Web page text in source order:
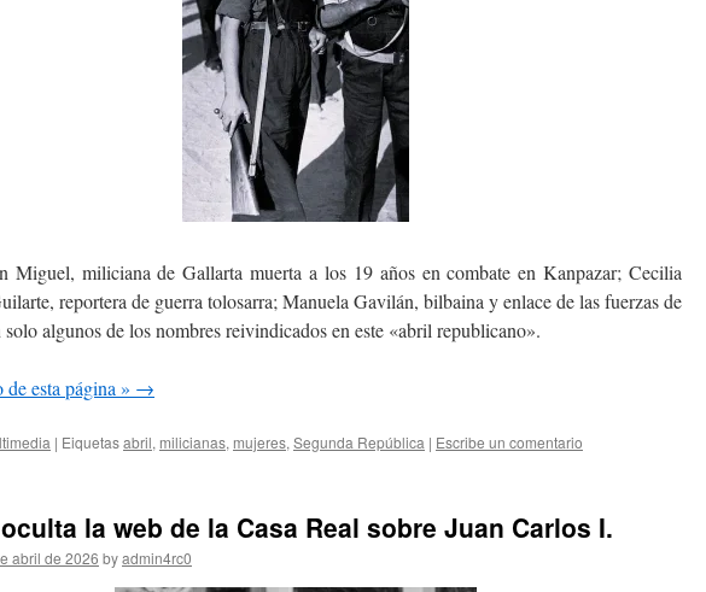
Miguel, miliciana de Gallarta muerta a los 19 años en combate en Kanpazar; Cecilia
reportera de guerra tolosarra; Manuela Gavilán, bilbaina y enlace de las fuerzas de
solo algunos de los nombres reivindicados en este «abril republicano».
de esta página » →
| Eiquetasabril, milicianas, mujeres, Segunda República | Escribe un comentario
la web de la Casa Real sobre Juan Carlos I.
abril de 2026 byadmin4rc0